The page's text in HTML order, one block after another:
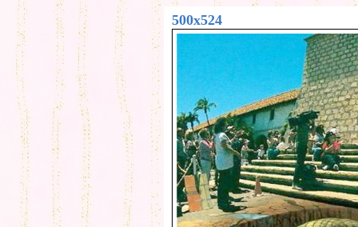
500x524